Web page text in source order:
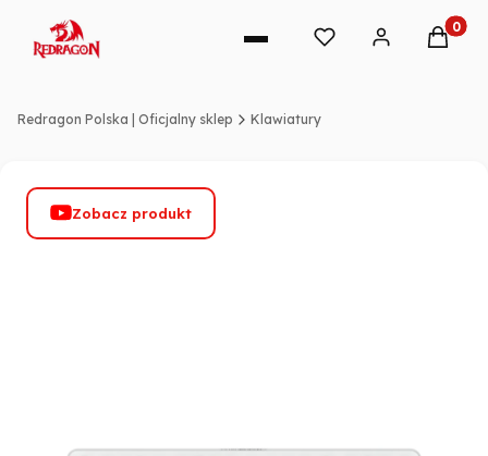
Redragon Polska | Oficjalny sklep Klawiatury
Zobacz produkt